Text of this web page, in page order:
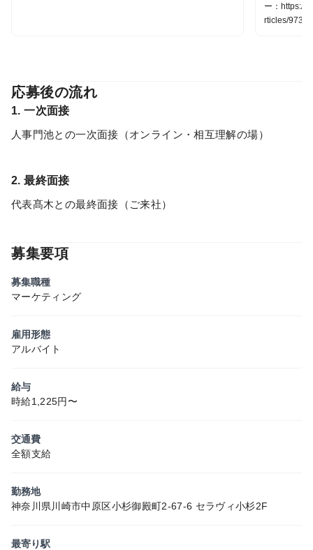
ー：https://
rticles/
応募後の流れ
1. 一次面接
人事門池との一次面接（オンライン・相互理解の場）
2. 最終面接
代表髙木との最終面接（ご来社）
募集要項
募集職種
マーケティング
雇用形態
アルバイト
給与
時給1,225円〜
交通費
全額支給
勤務地
神奈川県川崎市中原区小杉御殿町2-67-6 セラヴィ小杉2F
最寄り駅